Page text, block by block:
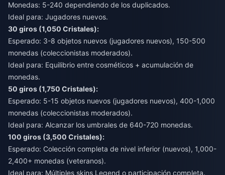
Monedas: 5-240 dependiendo de los duplicados.
Ideal para: Jugadores nuevos.
30 giros (1,050 Cristales):
Esperado: 3-8 objetos nuevos (jugadores nuevos), 150-500
monedas (coleccionistas moderados).
Ideal para: Equilibrio entre cosméticos + acumulación de
monedas.
50 giros (1,750 Cristales):
Esperado: 5-15 objetos nuevos (jugadores nuevos), 400-1,000
monedas (coleccionistas moderados).
Ideal para: Alcanzar los umbrales de 640-720 monedas.
100 giros (3,500 Cristales):
Esperado: Colección completa de nivel inferior (nuevos), 1,000-
2,400+ monedas (veteranos).
Ideal para: Múltiples skins Legend o participación completa.